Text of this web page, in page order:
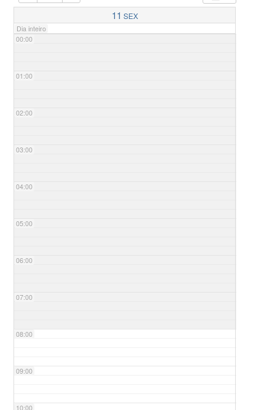
11 SEX
Dia inteiro
00:00
01:00
02:00
03:00
04:00
05:00
06:00
07:00
08:00
09:00
10:00